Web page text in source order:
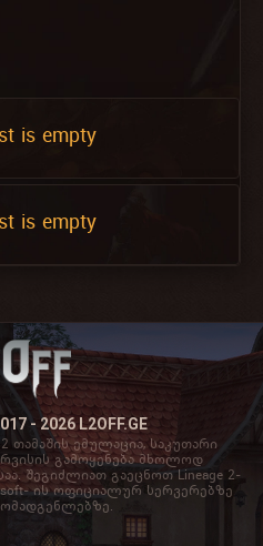
is empty
is empty
- 2026 L2OFF.GE
თამაშის ემულაცია, საკუთარი
გამოყენება მხოლოდ
შეგიძლიათ გაეცნოთ Lineage 2-
ის ოფიციალურ სერვერებზე